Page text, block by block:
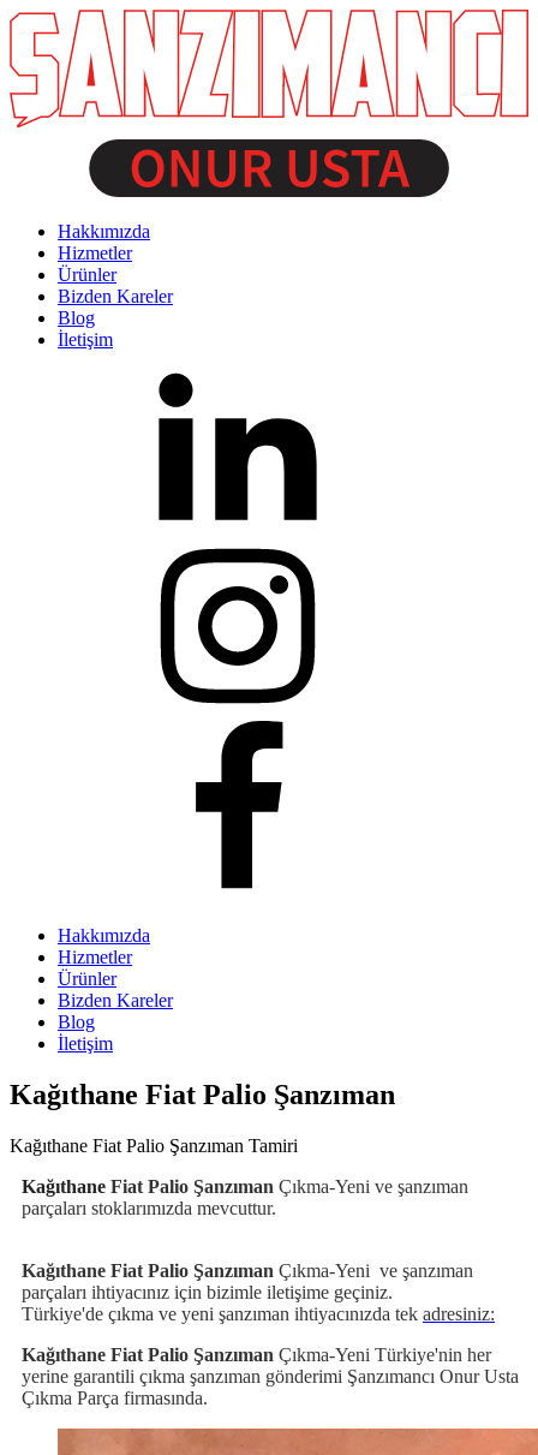
Hakkımızda
Hizmetler
Ürünler
Bizden Kareler
Blog
İletişim
Hakkımızda
Hizmetler
Ürünler
Bizden Kareler
Blog
İletişim
Kağıthane Fiat Palio Şanzıman
Kağıthane Fiat Palio Şanzıman Tamiri
Kağıthane Fiat Palio Şanzıman Çıkma-Yeni ve şanzıman
parçaları stoklarımızda mevcuttur.
Kağıthane Fiat Palio Şanzıman Çıkma-Yeni ve şanzıman
parçaları ihtiyacınız için bizimle iletişime geçiniz.
Türkiye'de çıkma ve yeni şanzıman ihtiyacınızda tek adresiniz:
Kağıthane Fiat Palio Şanzıman Çıkma-Yeni Türkiye'nin her
yerine garantili çıkma şanzıman gönderimi Şanzımancı Onur Usta
Çıkma Parça firmasında.